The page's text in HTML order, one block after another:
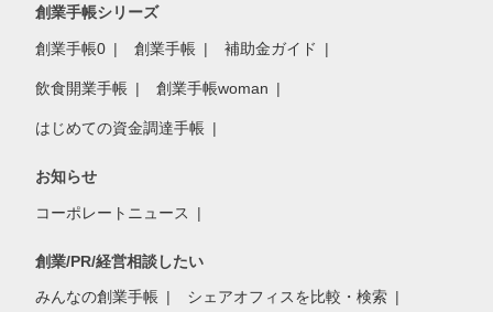
創業手帳シリーズ
創業手帳0 創業手帳 補助金ガイド
飲食開業手帳 創業手帳woman
はじめての資金調達手帳
お知らせ
コーポレートニュース
創業/PR/経営相談したい
みんなの創業手帳 シェアオフィスを比較・検索